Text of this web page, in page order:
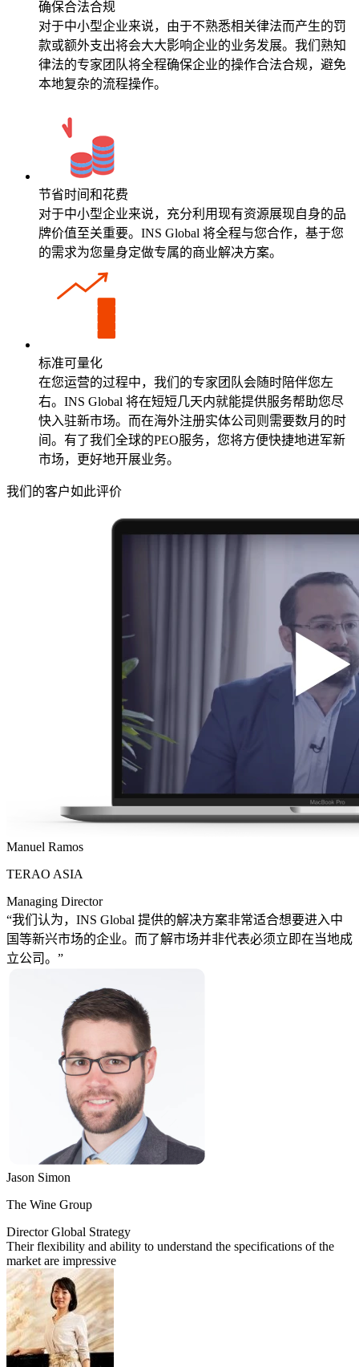
确保合法合规
对于中小型企业来说，由于不熟悉相关律法而产生的罚
款或额外支出将会大大影响企业的业务发展。我们熟知
律法的专家团队将全程确保企业的操作合法合规，避免
本地复杂的流程操作。
节省时间和花费
对于中小型企业来说，充分利用现有资源展现自身的品
牌价值至关重要。INS Global 将全程与您合作，基于您
的需求为您量身定做专属的商业解决方案。
标准可量化
在您运营的过程中，我们的专家团队会随时陪伴您左
右。INS Global 将在短短几天内就能提供服务帮助您尽
快入驻新市场。而在海外注册实体公司则需要数月的时
间。有了我们全球的PEO服务，您将方便快捷地进军新
市场，更好地开展业务。
我们的客户如此评价
Manuel Ramos
TERAO ASIA
Managing Director
“我们认为，INS Global 提供的解决方案非常适合想要进入中
国等新兴市场的企业。而了解市场并非代表必须立即在当地成
立公司。”
Jason Simon
The Wine Group
Director Global Strategy​
Their flexibility and ability to understand the specifications of the
market are impressive